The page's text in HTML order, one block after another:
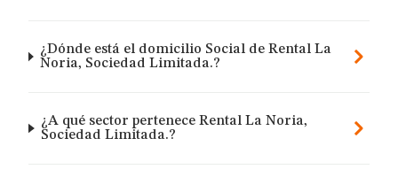
¿Dónde está el domicilio Social de Rental La
Noria, Sociedad Limitada.?
¿A qué sector pertenece Rental La Noria,
Sociedad Limitada.?